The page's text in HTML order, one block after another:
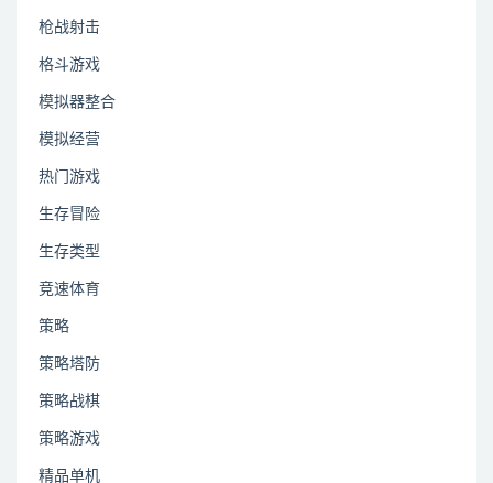
枪战射击
格斗游戏
模拟器整合
模拟经营
热门游戏
生存冒险
生存类型
竞速体育
策略
策略塔防
策略战棋
策略游戏
精品单机